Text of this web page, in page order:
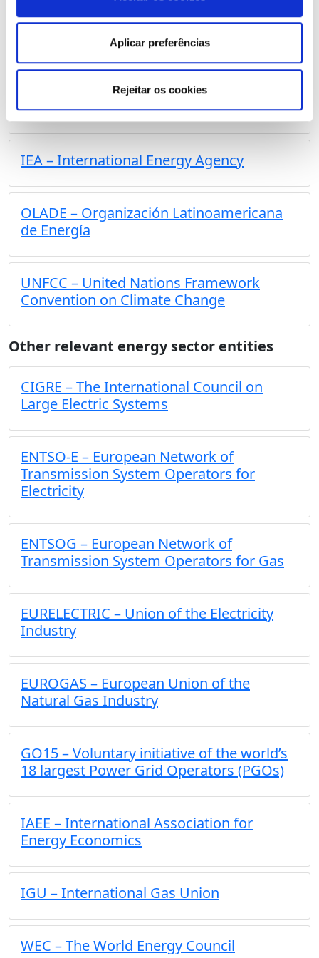
Aplicar preferências
Rejeitar os cookies
Government Agencies
CPLP – Comunity of the Portuguese-
speaking countries
IEA – International Energy Agency
OLADE – Organización Latinoamericana
de Energía
UNFCC – United Nations Framework
Convention on Climate Change
Other relevant energy sector entities
CIGRE – The International Council on
Large Electric Systems
ENTSO-E – European Network of
Transmission System Operators for
Electricity
ENTSOG – European Network of
Transmission System Operators for Gas
EURELECTRIC – Union of the Electricity
Industry
EUROGAS – European Union of the
Natural Gas Industry
GO15 – Voluntary initiative of the world’s
18 largest Power Grid Operators (PGOs)
IAEE – International Association for
Energy Economics
IGU – International Gas Union
WEC – The World Energy Council